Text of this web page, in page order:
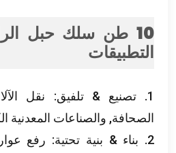
10 طن سلك حبل الرافعة الكهربائية
التطبيقات
1. تصنيع & تلفيق: نقل
الصحافة, والصناعات المعدنية
2. بناء & بنية تحتية: رفع